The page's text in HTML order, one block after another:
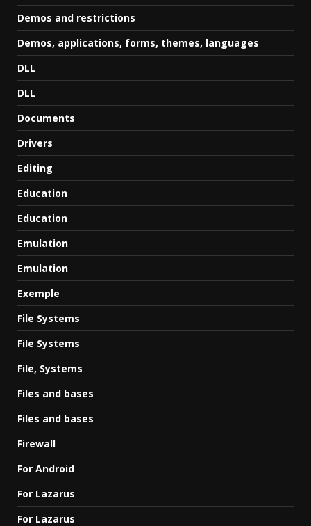
Demos and restrictions
Demos, applications, forms, themes, languages
DLL
DLL
Documents
Drivers
Editing
Education
Education
Emulation
Emulation
Exemple
File Systems
File Systems
File, Systems
Files and bases
Files and bases
Firewall
For Android
For Lazarus
For Lazarus